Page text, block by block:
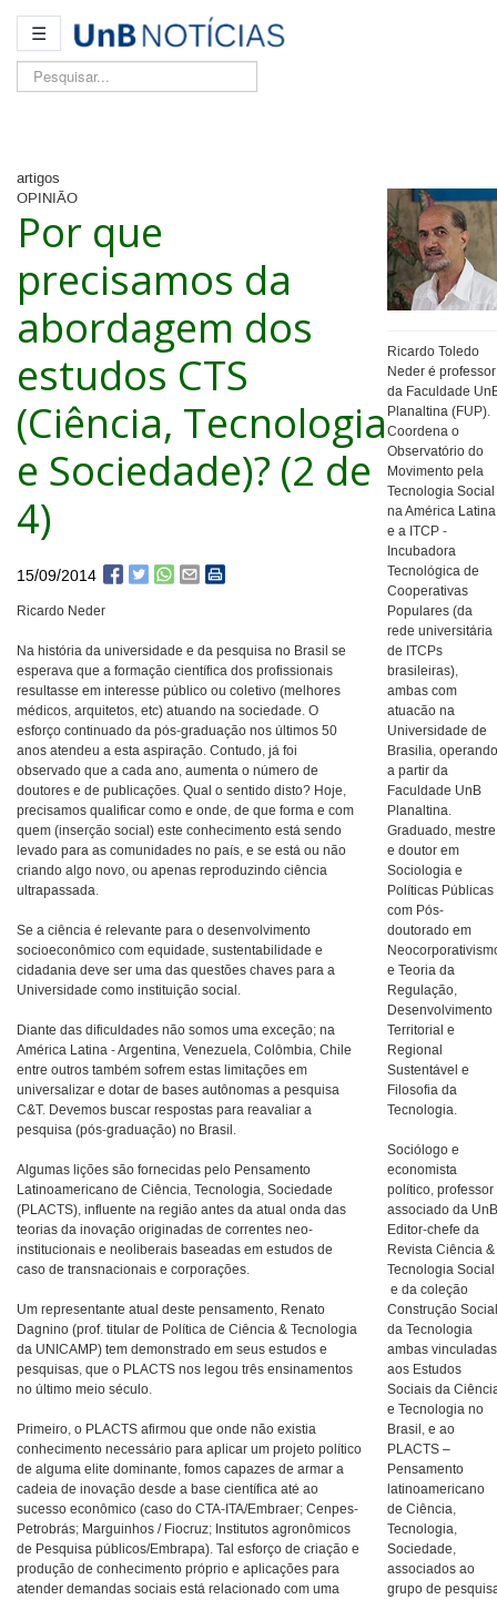
☰
Pesquisar...
artigos
OPINIÃO
Ricardo Toledo
Neder é professor
da Faculdade
Planaltina (FUP).
Coordena o
Observatório do
Movimento pela
Tecnologia Social
na América Latina
e a ITCP -
Incubadora
Tecnológica de
Cooperativas
Populares (da
rede universitária
de ITCPs
brasileiras),
ambas com
atuacão na
Universidade de
Brasilia,
a partir da
Faculdade UnB
Planaltina.
Graduado, mestre
e doutor em
Sociologia e
Políticas Públicas
com Pós-
doutorado em
e Teoria da
Regulação,
Desenvolvimento
Territorial e
Regional
Sustentável e
Filosofia da
Tecnologia.
Sociólogo e
economista
político, professor
associado da
Editor-chefe da
Revista Ciência &
Tecnologia Social
e da coleção
Construção
da Tecnologia
ambas vinculadas
aos Estudos
Sociais da
e Tecnologia no
Brasil, e ao
PLACTS –
Pensamento
latinoamericano
de Ciência,
Tecnologia,
Sociedade,
associados ao
grupo de
Por que
precisamos da
abordagem dos
estudos CTS
(Ciência, Tecnologia
e Sociedade)? (2 de
4)
15/09/2014
Ricardo Neder
Na história da universidade e da pesquisa no Brasil se
esperava que a formação científica dos profissionais
resultasse em interesse público ou coletivo (melhores
médicos, arquitetos, etc) atuando na sociedade. O
esforço continuado da pós-graduação nos últimos 50
anos atendeu a esta aspiração. Contudo, já foi
observado que a cada ano, aumenta o número de
doutores e de publicações. Qual o sentido disto? Hoje,
precisamos qualificar como e onde, de que forma e com
quem (inserção social) este conhecimento está sendo
levado para as comunidades no país, e se está ou não
criando algo novo, ou apenas reproduzindo ciência
ultrapassada.
Se a ciência é relevante para o desenvolvimento
socioeconômico com equidade, sustentabilidade e
cidadania deve ser uma das questões chaves para a
Universidade como instituição social.
Diante das dificuldades não somos uma exceção; na
América Latina - Argentina, Venezuela, Colômbia, Chile
entre outros também sofrem estas limitações em
universalizar e dotar de bases autônomas a pesquisa
C&T. Devemos buscar respostas para reavaliar a
pesquisa (pós-graduação) no Brasil.
Algumas lições são fornecidas pelo Pensamento
Latinoamericano de Ciência, Tecnologia, Sociedade
(PLACTS), influente na região antes da atual onda das
teorias da inovação originadas de correntes neo-
institucionais e neoliberais baseadas em estudos de
caso de transnacionais e corporações.
Um representante atual deste pensamento, Renato
Dagnino (prof. titular de Política de Ciência & Tecnologia
da UNICAMP) tem demonstrado em seus estudos e
pesquisas, que o PLACTS nos legou três ensinamentos
no último meio século.
Primeiro, o PLACTS afirmou que onde não existia
conhecimento necessário para aplicar um projeto político
de alguma elite dominante, fomos capazes de armar a
cadeia de inovação desde a base científica até ao
sucesso econômico (caso do CTA-ITA/Embraer; Cenpes-
Petrobrás; Marguinhos / Fiocruz; Institutos agronômicos
de Pesquisa públicos/Embrapa). Tal esforço de criação e
produção de conhecimento próprio e aplicações para
atender demandas sociais está relacionado com uma